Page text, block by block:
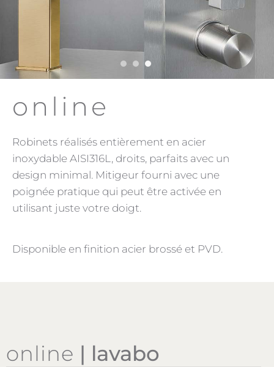
viva
online
Robinets réalisés entièrement en acier
inoxydable AISI316L, droits, parfaits avec un
design minimal. Mitigeur fourni avec une
poignée pratique qui peut être activée en
utilisant juste votre doigt.
Disponible en finition acier brossé et PVD.
online | lavabo